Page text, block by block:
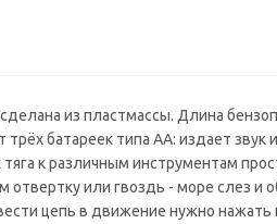
из пластмассы. Длина
батареек типа AA: издает
к различным инструментам
отвертку или гвоздь - море слез
цепь в движение нужно